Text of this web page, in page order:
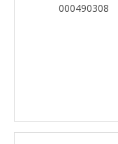
000490308